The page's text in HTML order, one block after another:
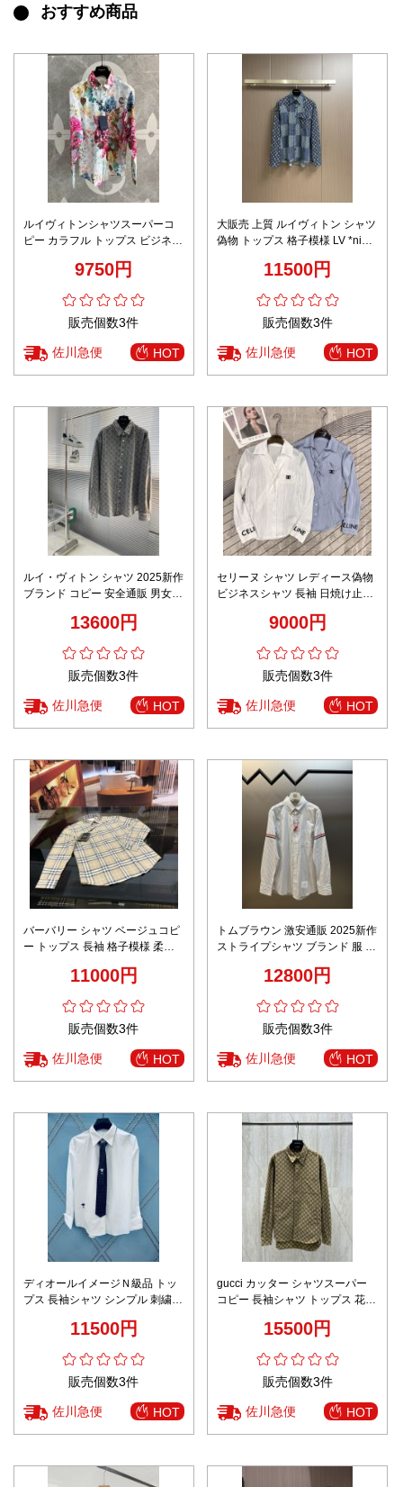
おすすめ商品
ルイヴィトンシャツスーパーコ
ピー カラフル トップス ビジネス
ック ホワイト9750円
販売個数3件
佐川急便 HOT
大販売 上質 ルイヴィトン シャツ
偽物 トップス 格子模様 LV *nigo
11500円
販売個数3件
佐川急便 HOT
ルイ・ヴィトン シャツ 2025新作
ブランド コピー 安全通販 男女兼
13600円
販売個数3件
佐川急便 HOT
セリーヌ シャツ レディース偽物
ビジネスシャツ 長袖 日焼け止め
9000円
販売個数3件
佐川急便 HOT
バーバリー シャツ ベージュコピ
ー トップス 長袖 格子模様 柔ら
11000円
販売個数3件
佐川急便 HOT
トムブラウン 激安通販 2025新作
ストライプシャツ ブランド 服 コ
12800円
販売個数3件
佐川急便 HOT
ディオールイメージＮ級品 トッ
プス 長袖シャツ シンプル 刺繍
11500円
販売個数3件
佐川急便 HOT
gucci カッター シャツスーパー
コピー 長袖シャツ トップス 花柄
15500円
販売個数3件
佐川急便 HOT